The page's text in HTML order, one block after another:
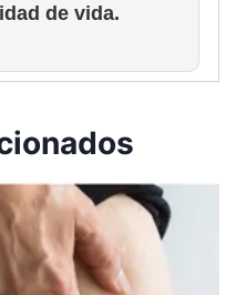
de vida.